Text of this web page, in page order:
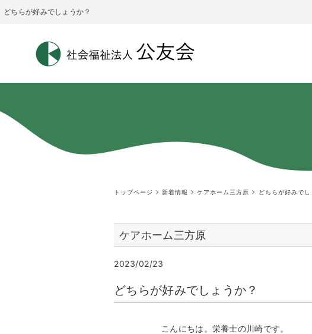
どちらが好みでしょうか？
トップページ 新着情報 ケアホーム三方原 どちらが好みでし
ケアホーム三方原
2023/02/23
どちらが好みでしょうか？
こんにちは。栄養士の川崎です。